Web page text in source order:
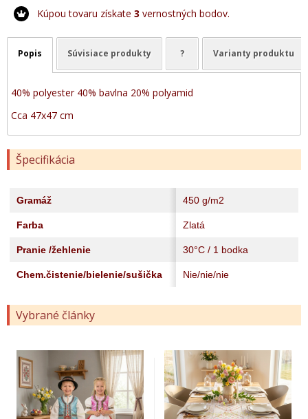
Kúpou tovaru získate 3 vernostných bodov.
Popis Súvisiace produkty ? Varianty produktu
40% polyester 40% bavlna 20% polyamid
Cca 47x47 cm
Špecifikácia
Gramáž 450 g/m2
Farba Zlatá
Pranie /žehlenie 30°C / 1 bodka
Chem.čistenie/bielenie/sušička Nie/nie/nie
Vybrané články